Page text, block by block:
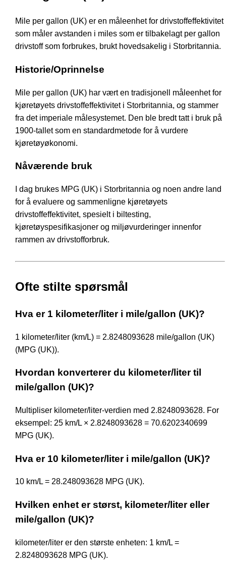
Mile per gallon (UK) er en måleenhet for drivstoffeffektivitet
som måler avstanden i miles som er tilbakelagt per gallon
drivstoff som forbrukes, brukt hovedsakelig i Storbritannia.
Historie/Oprinnelse
Mile per gallon (UK) har vært en tradisjonell måleenhet for
kjøretøyets drivstoffeffektivitet i Storbritannia, og stammer
fra det imperiale målesystemet. Den ble bredt tatt i bruk på
1900-tallet som en standardmetode for å vurdere
kjøretøyøkonomi.
Nåværende bruk
I dag brukes MPG (UK) i Storbritannia og noen andre land
for å evaluere og sammenligne kjøretøyets
drivstoffeffektivitet, spesielt i biltesting,
kjøretøyspesifikasjoner og miljøvurderinger innenfor
rammen av drivstofforbruk.
Ofte stilte spørsmål
Hva er 1 kilometer/liter i mile/gallon (UK)?
1 kilometer/liter (km/L) = 2.8248093628 mile/gallon (UK)
(MPG (UK)).
Hvordan konverterer du kilometer/liter til
mile/gallon (UK)?
Multipliser kilometer/liter-verdien med 2.8248093628. For
eksempel: 25 km/L × 2.8248093628 = 70.6202340699
MPG (UK).
Hva er 10 kilometer/liter i mile/gallon (UK)?
10 km/L = 28.248093628 MPG (UK).
Hvilken enhet er størst, kilometer/liter eller
mile/gallon (UK)?
kilometer/liter er den største enheten: 1 km/L =
2.8248093628 MPG (UK).